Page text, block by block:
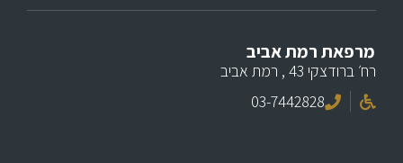
מרפאת רמת אביב
רח׳ ברודצקי 43 , רמת אביב
03-7442828